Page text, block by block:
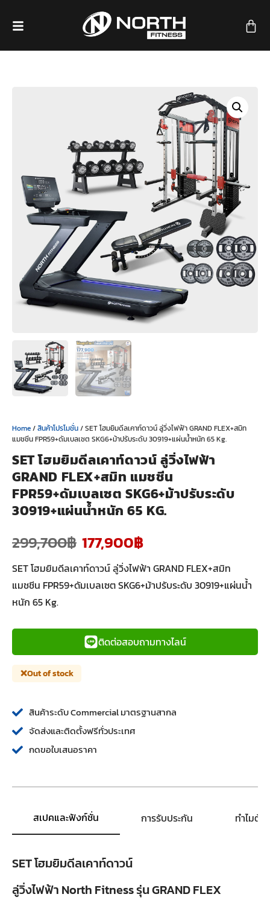
Home/สินค้าโปรโมชั่น/ SET โฮมยิมดีลเคาท์ดาวน์ ลู่วิ่งไฟฟ้า GRAND FLEX+สมิท
แมชชีน FPR59+ดัมเบลเซต SKG6+ม้าปรับระดับ 30919+แผ่นน้ำหนัก 65 Kg.
SET โฮมยิมดีลเคาท์ดาวน์ ลู่วิ่งไฟฟ้า
GRAND FLEX+สมิท แมชชีน
FPR59+ดัมเบลเซต SKG6+ม้าปรับระดับ
30919+แผ่นน้ำหนัก 65 KG.
299,700฿ 177,900฿
SET โฮมยิมดีลเคาท์ดาวน์ ลู่วิ่งไฟฟ้า GRAND FLEX+สมิท
แมชชีน FPR59+ดัมเบลเซต SKG6+ม้าปรับระดับ 30919+แผ่นน้ำ
หนัก 65 Kg.
ติดต่อสอบถามทางไลน์
Out of stock
สินค้าระดับ Commercial มาตรฐานสากล
จัดส่งและติดตั้งฟรีทั่วประเทศ
กดขอใบเสนอราคา
สเปคและฟังก์ชั่น การรับประกัน ทำไมต้
SET โฮมยิมดีลเคาท์ดาวน์
ลู่วิ่งไฟฟ้า North Fitness รุ่น GRAND FLEX